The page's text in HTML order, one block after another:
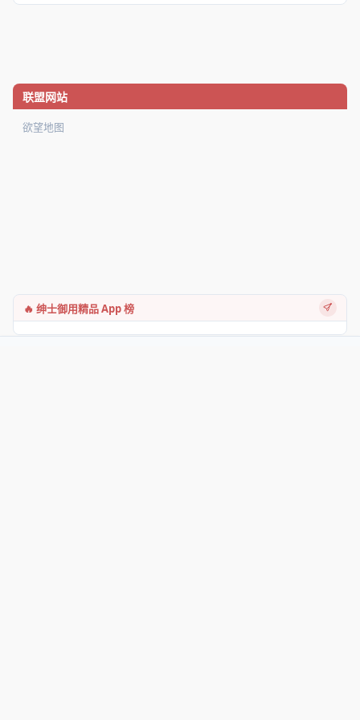
联盟网站
欲望地图
🔥 绅士御用精品 App 榜